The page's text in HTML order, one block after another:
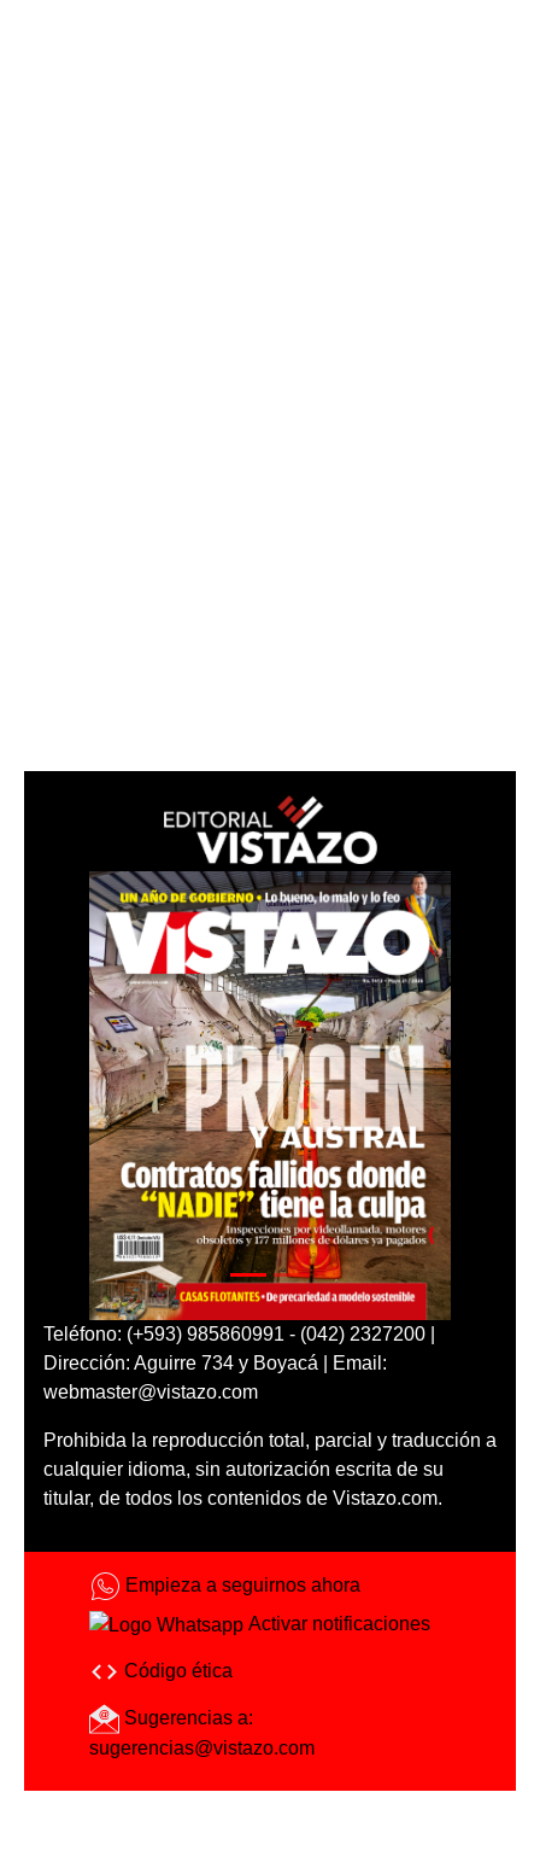
Teléfono: (+593) 985860991 - (042) 2327200 |
Dirección: Aguirre 734 y Boyacá | Email:
webmaster@vistazo.com
Prohibida la reproducción total, parcial y traducción a
cualquier idioma, sin autorización escrita de su
titular, de todos los contenidos de Vistazo.com.
Empieza a seguirnos ahora
Activar notificaciones
Código ética
Sugerencias a:
sugerencias@vistazo.com